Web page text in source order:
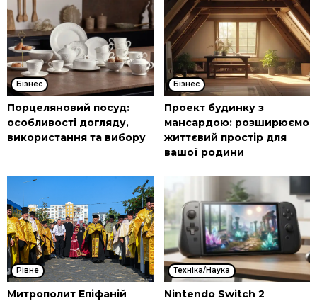
Бізнес
Порцеляновий посуд:
особливості догляду,
використання та вибору
Бізнес
Проект будинку з
мансардою: розширюємо
життєвий простір для
вашої родини
Рівне
Митрополит Епіфаній
Техніка/Наука
Nintendo Switch 2